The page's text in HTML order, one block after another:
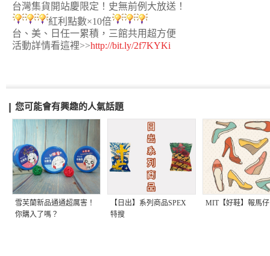
台灣集貨開站慶限定！史無前例大放送！
紅利點數×10倍
台、美、日任一累積，三館共用超方便
活動詳情看這裡>>http://bit.ly/2f7KYKi
您可能會有興趣的人氣話題
雪芙蘭新品通通超厲害！
你購入了嗎？
【日出】系列商品SPEX
特搜
MIT【好鞋】報馬仔